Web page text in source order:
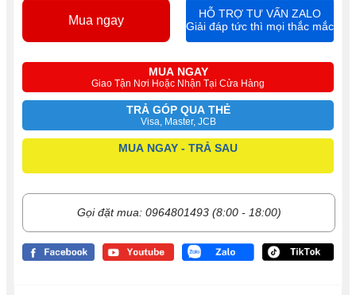
MUA NGAY
Giao Tận Nơi Hoặc Nhận Tại Cửa Hàng
TRẢ GÓP QUA THẺ
Visa, Master, JCB
MUA NGAY - TRẢ SAU
Gọi đặt mua: 0964801493 (8:00 - 18:00)
Mua ngay
HỖ TRỢ TƯ VẤN ZALO
Giải đáp tức thì mọi thắc mắc